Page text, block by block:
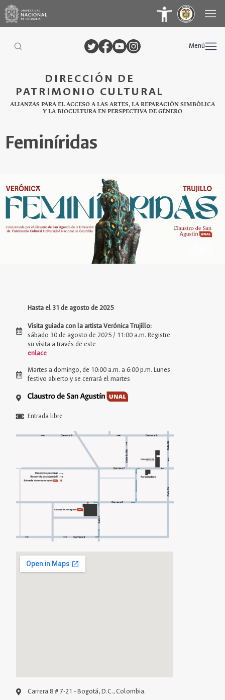
DIRECCIÓN DE
PATRIMONIO CULTURAL
ALIANZAS PARA EL ACCESO A LAS ARTES, LA REPARACIÓN SIMBÓLICA
Y LA BIOCULTURA EN PERSPECTIVA DE GÉNERO
Menú
Feminíridas
Hasta el 31 de agosto de 2025
Visita guiada con la artista Verónica Trujillo:
sábado 30 de agosto de 2025 / 11:00 a.m. Registre
su visita a través de este
enlace
Martes a domingo, de 10:00 a.m. a 6:00 p.m. Lunes
festivo abierto y se cerrará el martes
Entrada libre
Carrera 8 # 7-21 - Bogotá, D.C., Colombia.